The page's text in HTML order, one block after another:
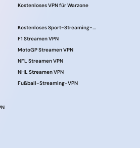
Kostenloses VPN für Warzone
Kostenloses Sport-Streaming-VPN
F1 Streamen VPN
MotoGP Streamen VPN
NFL Streamen VPN
NHL Streamen VPN
Fußball-Streaming-VPN